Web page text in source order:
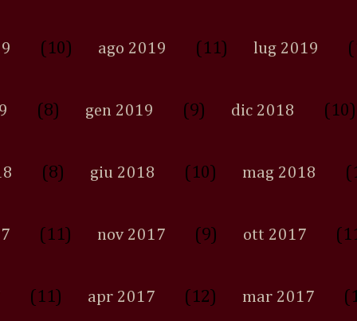
(10) ago 2019 (11) lug 2019
(8) gen 2019 (9) dic 2018 (10)
(8) giu 2018 (10) mag 2018
(11) nov 2017 (9) ott 2017
(11) apr 2017 (12) mar 2017